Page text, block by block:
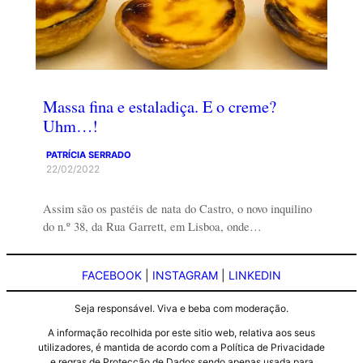
Massa fina e estaladiça. E o creme?
Uhm…!
PATRÍCIA SERRADO
22/02/2022
Assim são os pastéis de nata do Castro, o novo inquilino
do n.º 38, da Rua Garrett, em Lisboa, onde…
FACEBOOK INSTAGRAM LINKEDIN
Seja responsável. Viva e beba com moderação.
A informação recolhida por este sitio web, relativa aos seus
utilizadores, é mantida de acordo com a Política de Privacidade